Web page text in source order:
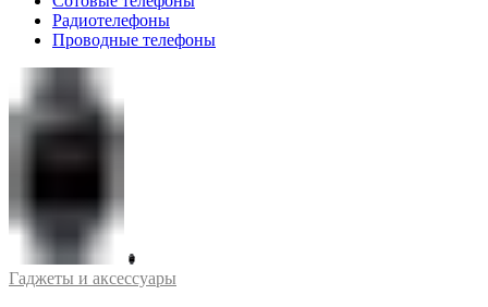
Радиотелефоны
Проводные телефоны
Гаджеты и аксессуары